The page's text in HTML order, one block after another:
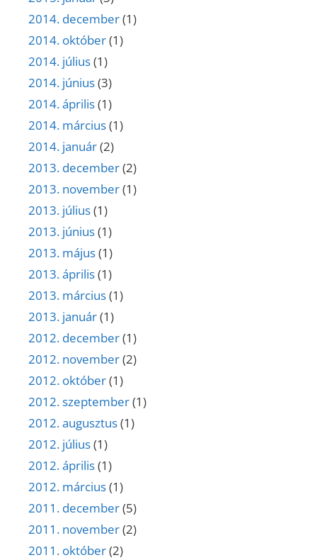
2014. december(1)
2014. október(1)
2014. július(1)
2014. június(3)
2014. április(1)
2014. március(1)
2014. január(2)
2013. december(2)
2013. november(1)
2013. július(1)
2013. június(1)
2013. május(1)
2013. április(1)
2013. március(1)
2013. január(1)
2012. december(1)
2012. november(2)
2012. október(1)
2012. szeptember(1)
2012. augusztus(1)
2012. július(1)
2012. április(1)
2012. március(1)
2011. december(5)
2011. november(2)
2011. október(2)